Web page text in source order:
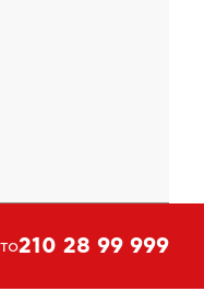
210 28 99 999